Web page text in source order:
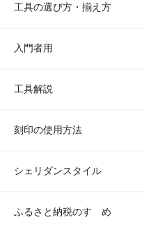
工具の選び方・揃え方
入門者用
工具解説
刻印の使用方法
シェリダンスタイル
ふるさと納税のすゝめ